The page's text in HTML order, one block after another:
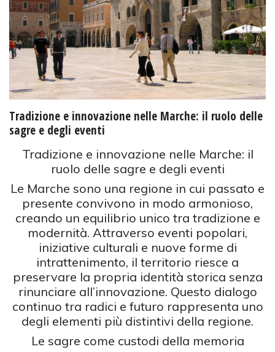
Tradizione e innovazione nelle Marche: il ruolo delle
sagre e degli eventi
Tradizione e innovazione nelle Marche: il
ruolo delle sagre e degli eventi
Le Marche sono una regione in cui passato e
presente convivono in modo armonioso,
creando un equilibrio unico tra tradizione e
modernità. Attraverso eventi popolari,
iniziative culturali e nuove forme di
intrattenimento, il territorio riesce a
preservare la propria identità storica senza
rinunciare all’innovazione. Questo dialogo
continuo tra radici e futuro rappresenta uno
degli elementi più distintivi della regione.
Le sagre come custodi della memoria